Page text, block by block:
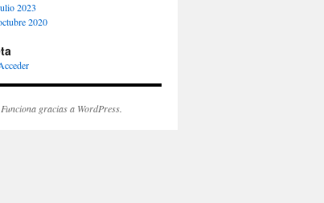
2023
2020
Funciona gracias a WordPress.